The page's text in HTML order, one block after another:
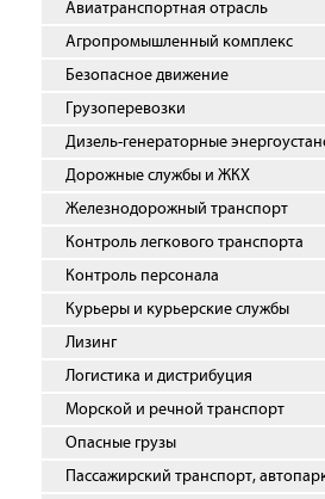
Авиатранспортная отрасль
Агропромышленный комплекс
Безопасное движение
Грузоперевозки
Дизель-генераторные
Дорожные службы и ЖКХ
Железнодорожный транспорт
Контроль легкового транспорта
Контроль персонала
Курьеры и курьерские службы
Лизинг
Логистика и дистрибуция
Морской и речной транспорт
Опасные грузы
Пассажирский транспорт,